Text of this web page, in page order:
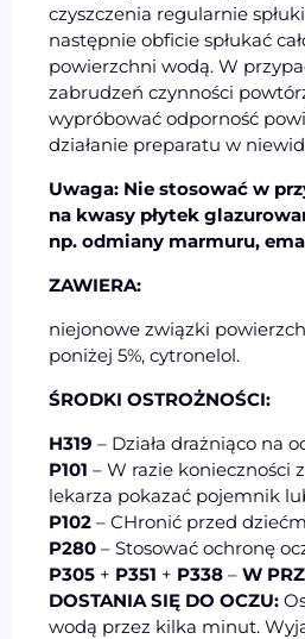
czyszczenia regularnie
następnie obficie spłukać
powierzchni wodą. W
zabrudzeń czynności
wypróbować odporność
działanie preparatu w
Uwaga: Nie stosować w
na kwasy płytek
np. odmiany marmuru,
ZAWIERA:
niejonowe związki
poniżej 5%, cytronelol.
ŚRODKI OSTROŻNOŚCI:
H319 – Działa drażniąco na
P101 – W razie konieczności
lekarza pokazać pojemnik
P102 – CHronić przed
P280 – Stosować ochronę
P305 + P351 + P338 –W
DOSTANIA SIĘ DO OCZU:
wodą przez kilka minut.